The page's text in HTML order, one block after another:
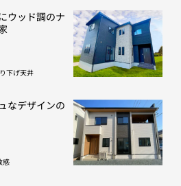
ウッド調のナ
下げ天井
なデザインの
感